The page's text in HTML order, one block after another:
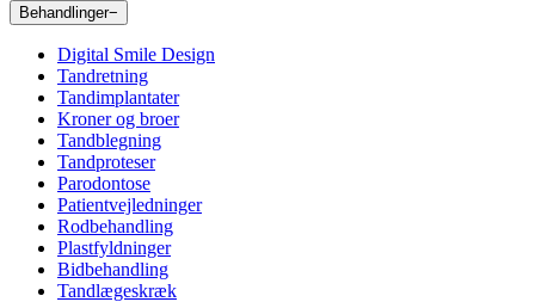
Behandlinger−
Digital Smile Design
Tandretning
Tandimplantater
Kroner og broer
Tandblegning
Tandproteser
Parodontose
Patientvejledninger
Rodbehandling
Plastfyldninger
Bidbehandling
Tandlægeskræk